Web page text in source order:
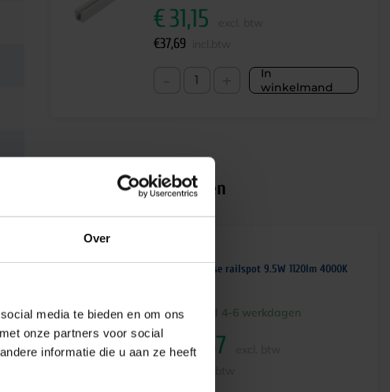
Over
media te bieden en om ons
onze partners voor social
informatie die u aan ze heeft
In
winkelmand
€31,15
€37,69
Alternatieve producten
Buri LED 3-fase railspot 9.5W 1120lm 4000K
Levertijd 4-6 werkdagen
€106,67